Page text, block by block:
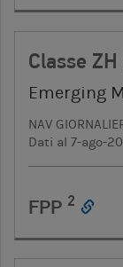
Classe
Emerging
NAV
Dati al 7-ago-
FPP 2